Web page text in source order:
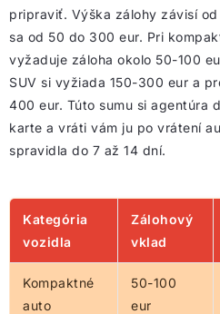
pripraviť. Výška zálohy závisí
sa od 50 do 300 eur. Pri
vyžaduje záloha okolo 50-100
SUV si vyžiada 150-300 eur a
400 eur. Túto sumu si agentúra
karte a vráti vám ju po vrátení
spravidla do 7 až 14 dní.
Kategória
vozidla
Zálohový
vklad
Kompaktné
auto
50-100
eur